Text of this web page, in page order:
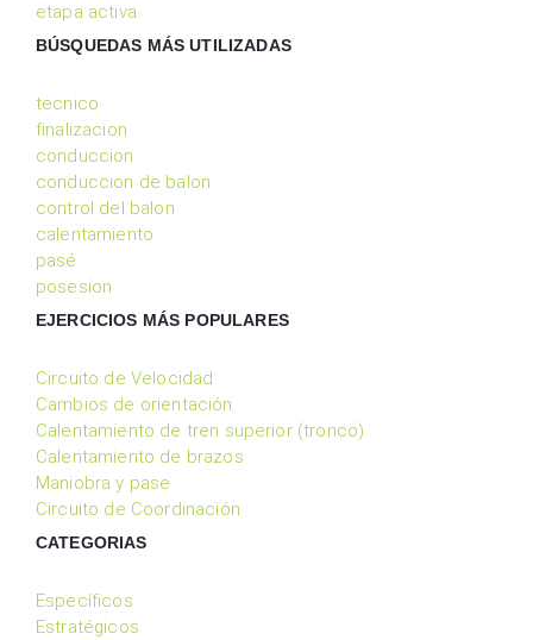
etapa activa
BÚSQUEDAS MÁS UTILIZADAS
tecnico
finalizacion
conduccion
conduccion de balon
control del balon
calentamiento
pasé
posesion
EJERCICIOS MÁS POPULARES
Circuito de Velocidad
Cambios de orientación
Calentamiento de tren superior (tronco)
Calentamiento de brazos
Maniobra y pase
Circuito de Coordinación
CATEGORIAS
Específicos
Estratégicos